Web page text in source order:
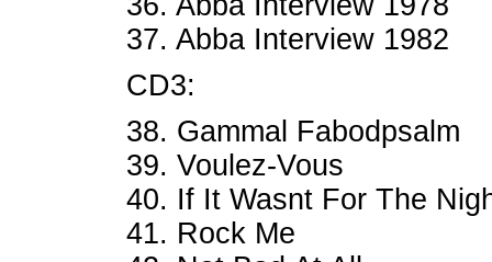
37. Abba Interview 1982
CD3:
38. Gammal Fabodpsalm
39. Voulez-Vous
40. If It Wasnt For The
41. Rock Me